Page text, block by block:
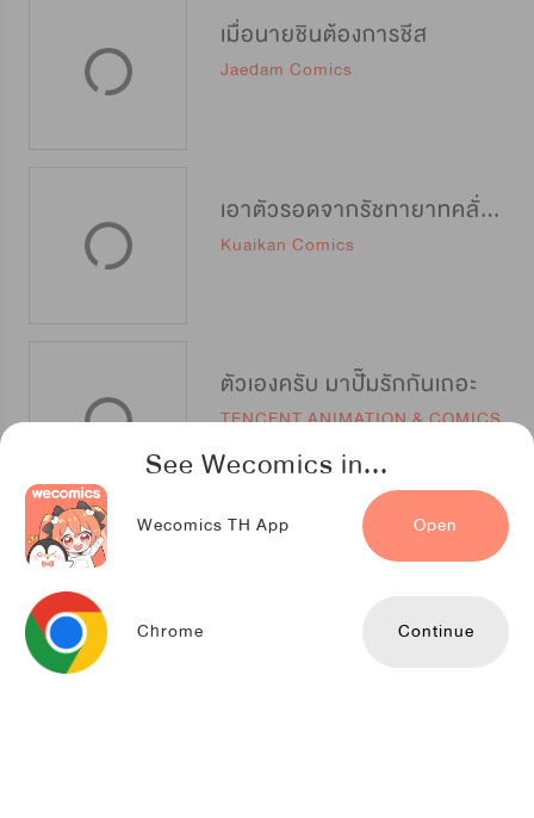
See Wecomics in...
Wecomics TH App Open
Chrome Continue
เมื่อนายชินต้องการชีส
Jaedam Comics
เอาตัวรอดจากรัชทายาทคลั่งรัก
Kuaikan Comics
ตัวเองครับ มาปั๊มรักกันเถอะ
TENCENT ANIMATION & COMICS
Conrad จักรพรรดิกับอัศวินมังกร